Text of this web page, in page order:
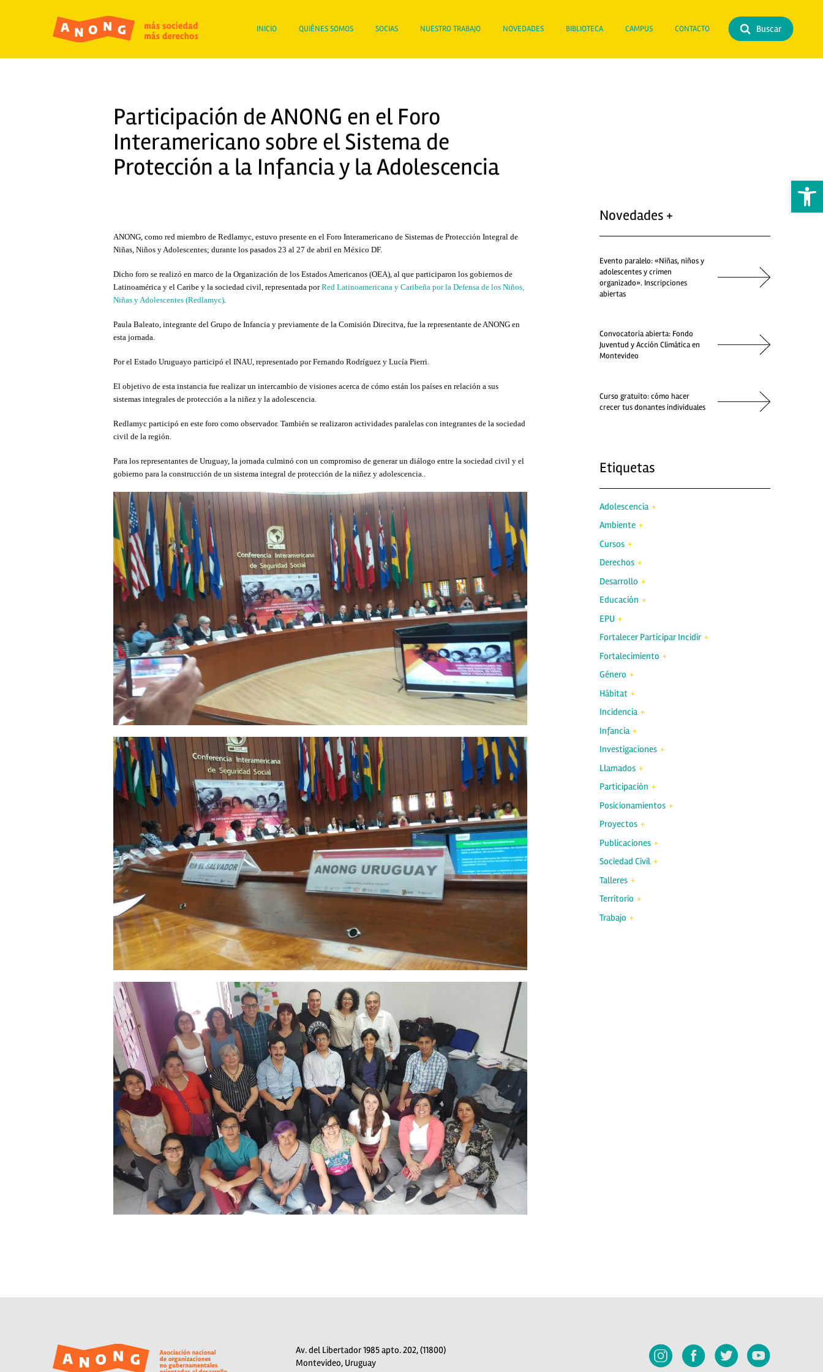
Abrir
INICIO QUIÉNES SOMOS SOCIAS NUESTRO TRABAJO NOVEDADES BIBLIOTECA CAMPUS CONTACTO Buscar
Participación de ANONG en el Foro
Interamericano sobre el Sistema de
Protección a la Infancia y la Adolescencia
ANONG, como red miembro de Redlamyc, estuvo presente en el Foro Interamericano de Sistemas de Protección Integral de
Niñas, Niños y Adolescentes; durante los pasados 23 al 27 de abril en México DF.
Dicho foro se realizó en marco de la Organización de los Estados Americanos (OEA), al que participaron los gobiernos de
Latinoamérica y el Caribe y la sociedad civil, representada porRed Latinoamericana y Caribeña por la Defensa de los Niños,
Niñas y Adolescentes (Redlamyc).
Paula Baleato, integrante del Grupo de Infancia y previamente de la Comisión Direcitva, fue la representante de ANONG en
esta jornada.
Por el Estado Uruguayo participó el INAU, representado por Fernando Rodríguez y Lucía Pierri.
El objetivo de esta instancia fue realizar un intercambio de visiones acerca de cómo están los países en relación a sus
sistemas integrales de protección a la niñez y la adolescencia.
Redlamyc participó en este foro como observador. También se realizaron actividades paralelas con integrantes de la sociedad
civil de la región.
Para los representantes de Uruguay, la jornada culminó con un compromiso de generar un diálogo entre la sociedad civil y el
gobierno para la construcción de un sistema integral de protección de la niñez y adolescencia..
Novedades +
Evento paralelo: «Niñas, niños y
adolescentes y crimen
organizado». Inscripciones
abiertas
Convocatoria abierta: Fondo
Juventud y Acción Climática en
Montevideo
Curso gratuito: cómo hacer
crecer tus donantes individuales
Etiquetas
Adolescencia
Ambiente
Cursos
Derechos
Desarrollo
Educación
EPU
Fortalecer Participar Incidir
Fortalecimiento
Género
Hábitat
Incidencia
Infancia
Investigaciones
Llamados
Participación
Posicionamientos
Proyectos
Publicaciones
Sociedad Civil
Talleres
Territorio
Trabajo
Av. del Libertador 1985 apto. 202, (11800)
Montevideo, Uruguay